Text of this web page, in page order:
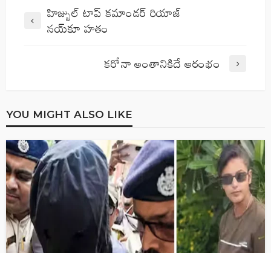
హిజ్బుల్‌ టాప్‌ కమాండర్‌ రియాజ్‌
నయ్‌కూ హతం
కరోనా అంతానికిదే ఆరంభం
YOU MIGHT ALSO LIKE